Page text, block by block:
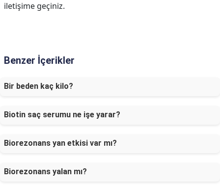
iletişime geçiniz.
Benzer İçerikler
Bir beden kaç kilo?
Biotin saç serumu ne işe yarar?
Biorezonans yan etkisi var mı?
Biorezonans yalan mı?